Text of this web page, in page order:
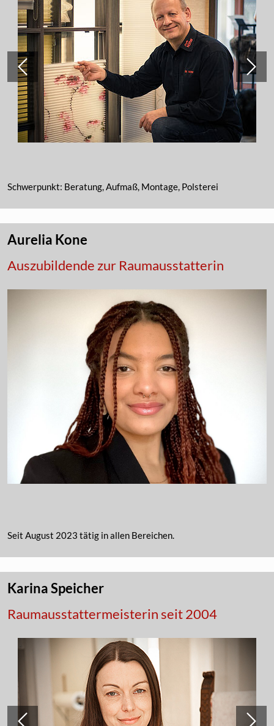
Schwerpunkt: Beratung, Aufmaß, Montage, Polsterei
Aurelia Kone
Auszubildende zur Raumausstatterin
Seit August 2023 tätig in allen Bereichen.
Karina Speicher
Raumausstattermeisterin seit 2004